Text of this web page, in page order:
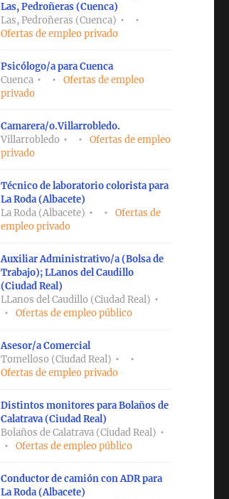
Las, Pedroñeras (Cuenca)
Las, Pedroñeras (Cuenca)
Ofertas de empleo privado
Psicólogo/a para Cuenca
Cuenca
Ofertas de empleo
privado
Camarera/o.Villarrobledo.
Villarrobledo
Ofertas de empleo
privado
Técnico de laboratorio colorista para
La Roda (Albacete)
La Roda (Albacete)
Ofertas de
empleo privado
Auxiliar Administrativo/a (Bolsa de
Trabajo); LLanos del Caudillo
(Ciudad Real)
LLanos del Caudillo (Ciudad Real)
Ofertas de empleo público
Asesor/a Comercial
Tomelloso (Ciudad Real)
Ofertas de empleo privado
Distintos monitores para Bolaños de
Calatrava (Ciudad Real)
Bolaños de Calatrava (Ciudad Real)
Ofertas de empleo público
Conductor de camión con ADR para
La Roda (Albacete)